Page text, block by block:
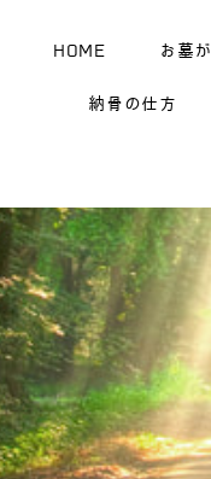
HOME お墓
納骨の仕方